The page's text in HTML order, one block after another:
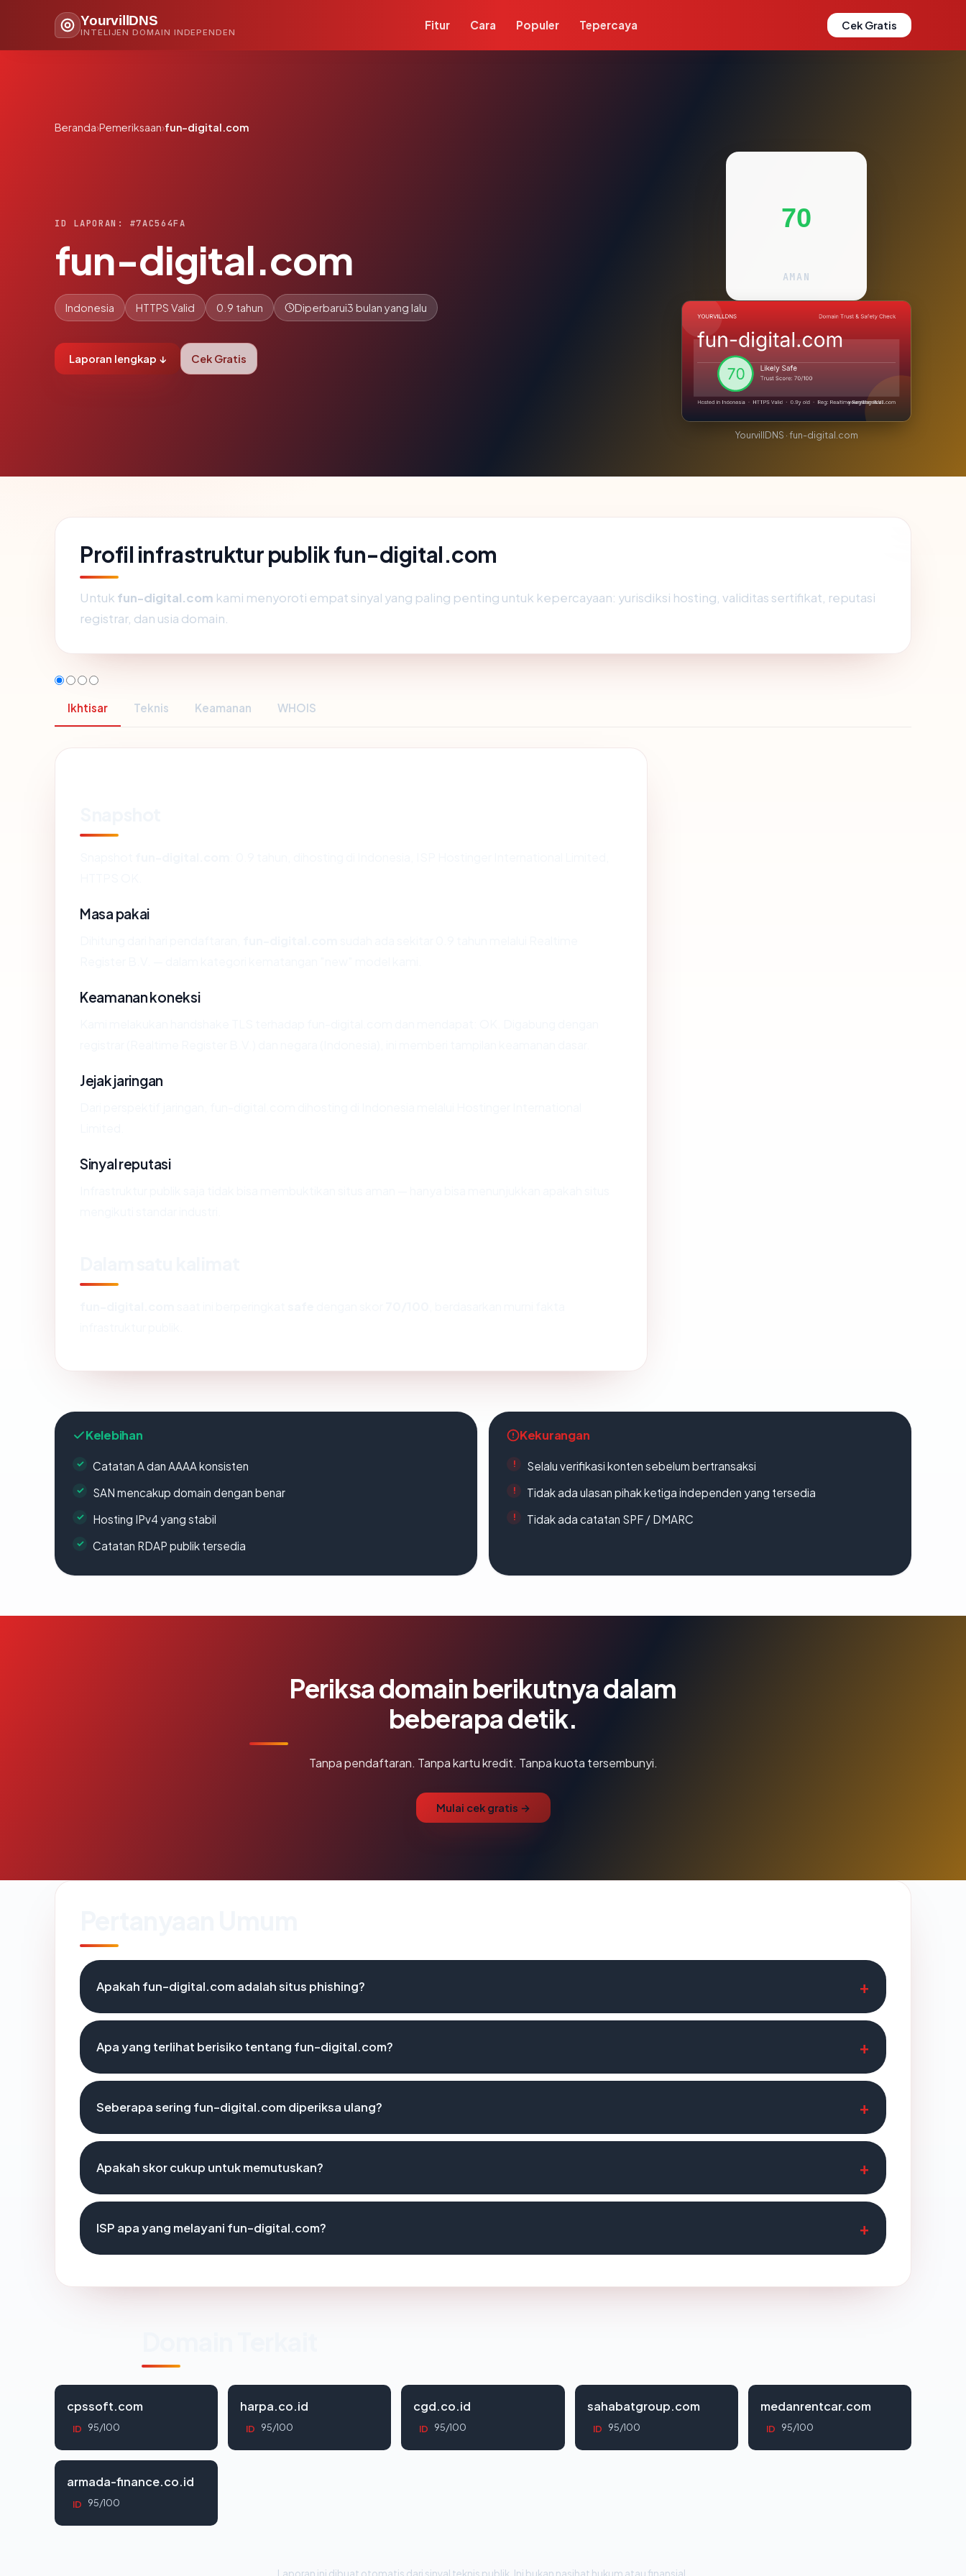
YourvillDNS
INTELIJEN DOMAIN INDEPENDEN
Fitur Cara Populer Tepercaya Cek Gratis
Beranda›Pemeriksaan›fun-digital.com
ID LAPORAN: #7AC564FA
fun-digital.com
Indonesia HTTPS Valid 0.9 tahun Diperbarui3 bulan yang lalu
Laporan lengkap ↓ Cek Gratis
70
AMAN
YourvillDNS · fun-digital.com
Profil infrastruktur publik fun-digital.com
Untuk fun-digital.com kami menyoroti empat sinyal yang paling penting untuk kepercayaan: yurisdiksi hosting, validitas sertifikat, reputasi
registrar, dan usia domain.
Ikhtisar Teknis Keamanan WHOIS
Masa pakai
Keamanan koneksi
Jejak jaringan
Sinyal reputasi
Kelebihan
Catatan A dan AAAA konsisten
SAN mencakup domain dengan benar
Hosting IPv4 yang stabil
Catatan RDAP publik tersedia
Kekurangan
Selalu verifikasi konten sebelum bertransaksi
Tidak ada ulasan pihak ketiga independen yang tersedia
Tidak ada catatan SPF / DMARC
Periksa domain berikutnya dalam
beberapa detik.
Tanpa pendaftaran. Tanpa kartu kredit. Tanpa kuota tersembunyi.
Mulai cek gratis →
Apakah fun-digital.com adalah situs phishing?
Apa yang terlihat berisiko tentang fun-digital.com?
Seberapa sering fun-digital.com diperiksa ulang?
Apakah skor cukup untuk memutuskan?
ISP apa yang melayani fun-digital.com?
cpssoft.com
ID 95/100
harpa.co.id
ID 95/100
cgd.co.id
ID 95/100
sahabatgroup.com
ID 95/100
medanrentcar.com
ID 95/100
armada-finance.co.id
ID 95/100
Laporan ini dibuat otomatis dari sinyal teknis publik. Ini bukan nasihat hukum atau finansial.